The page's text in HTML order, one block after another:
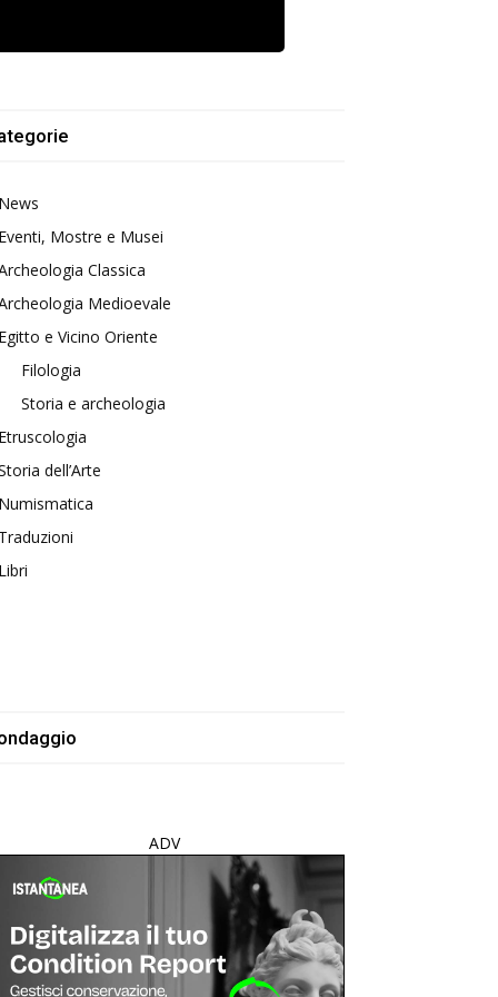
Mostre e Musei
Classica
Medioevale
e Vicino Oriente
Filologia
Storia e archeologia
dell’Arte
ADV